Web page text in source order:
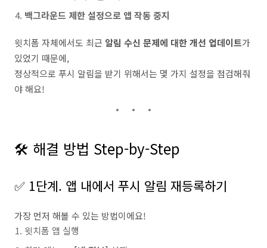
백그라운드 제한 설정으로 앱 작동 중지
윗치폼 자체에서도 최근 알림 수신 문제에 대한 개선 업데이트가
있었기 때문에,
정상적으로 푸시 알림을 받기 위해서는 몇 가지 설정을 점검해줘
야 해요!
🛠 해결 방법 Step-by-Step
✅ 1단계. 앱 내에서 푸시 알림 재등록하기
가장 먼저 해볼 수 있는 방법이에요!
윗치폼 앱 실행